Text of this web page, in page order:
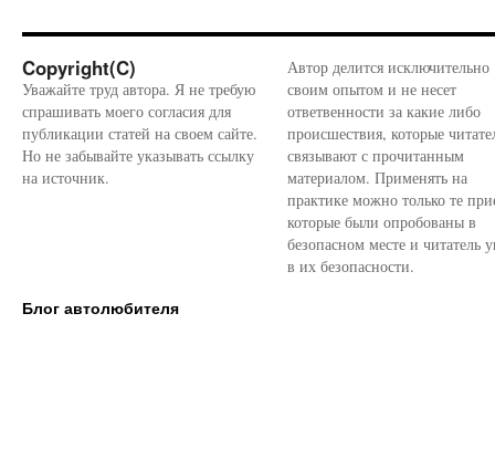
Copyright(C)
Уважайте труд автора. Я не требую
спрашивать моего согласия для
публикации статей на своем сайте.
Но не забывайте указывать ссылку
на источник.
Автор делится исключительно
своим опытом и не несет
ответвенности за какие либо
происшествия, которые
связывают с прочитанным
материалом. Применять на
практике можно только те
которые были опробованы в
безопасном месте и читатель
в их безопасности.
Блог автолюбителя